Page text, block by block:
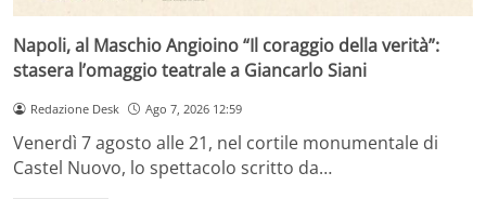
Napoli, al Maschio Angioino “Il coraggio della verità”:
stasera l’omaggio teatrale a Giancarlo Siani
Redazione Desk Ago 7, 2026 12:59
Venerdì 7 agosto alle 21, nel cortile monumentale di
Castel Nuovo, lo spettacolo scritto da…